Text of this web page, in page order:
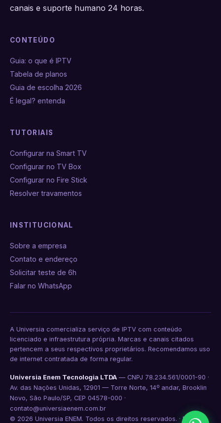
canais e suporte humano 24 horas.
CONTEÚDO
Guia: o que é IPTV
Tabela de planos
Guia de escolha 2026
É legal? entenda
TUTORIAIS
Configurar na Smart TV
Configurar no TV Box
Configurar no Fire Stick
Resolver travamentos
INSTITUCIONAL
Sobre a empresa
Contato e endereço
Solicitar teste de 6h
Falar no WhatsApp
A Universia comercializa serviço de IPTV com conteúdo
licenciado e infraestrutura própria. Marcas e canais citados
pertencem a seus respectivos proprietários. Recomendamos uso
de internet contratada de forma regular.
Universia Enem Tecnologia LTDA — CNPJ 78.234.561/0001-90 ·
Av. das Nações Unidas, 12901 — Torre Norte, 14º andar, Brooklin
Novo, São Paulo/SP, CEP 04578-000 ·
contato@universiaenem.com.br
© 2026 Universia ENEM. Todos os direitos reservados. ·Política